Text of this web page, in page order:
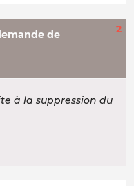
de
2
à la suppression du